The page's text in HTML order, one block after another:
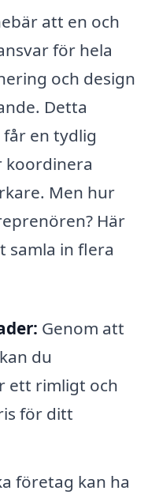
att en och
för hela
och design
Detta
en tydlig
koordinera
Men hur
Här
samla in flera
Genom att
du
ett rimligt och
för ditt
företag kan ha